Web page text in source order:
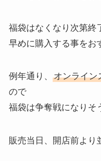
福袋はなくなり次第終
早めに購入する事をお
例年通り、 オンライン
ので
福袋は争奪戦になりそ
販売当日、開店前より